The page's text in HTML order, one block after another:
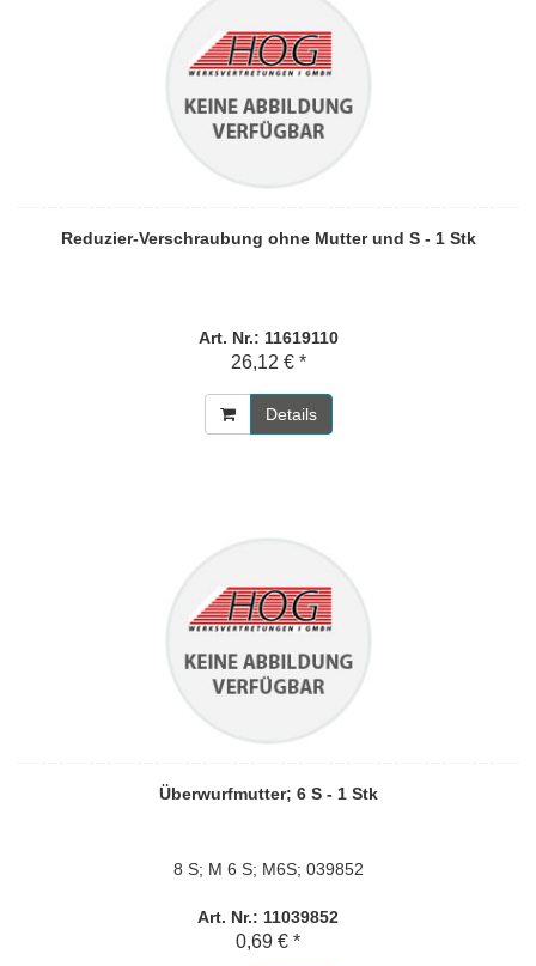
Reduzier-Verschraubung ohne Mutter und S - 1 Stk
Art. Nr.: 11619110
26,12 € *
Details
Überwurfmutter; 6 S - 1 Stk
8 S; M 6 S; M6S; 039852
Art. Nr.: 11039852
0,69 € *